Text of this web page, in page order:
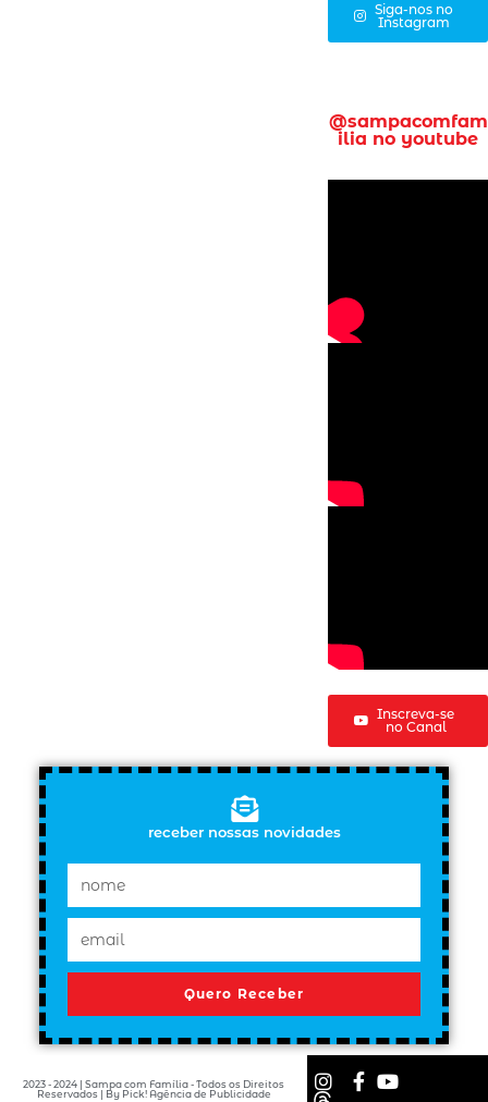
Siga-nos no
Instagram
@sampacomfam
ilia no youtube
Inscreva-se
no Canal
receber nossas novidades
Quero Receber
2023 - 2024 | Sampa com Família - Todos os Direitos
Reservados | By Pick! Agência de Publicidade